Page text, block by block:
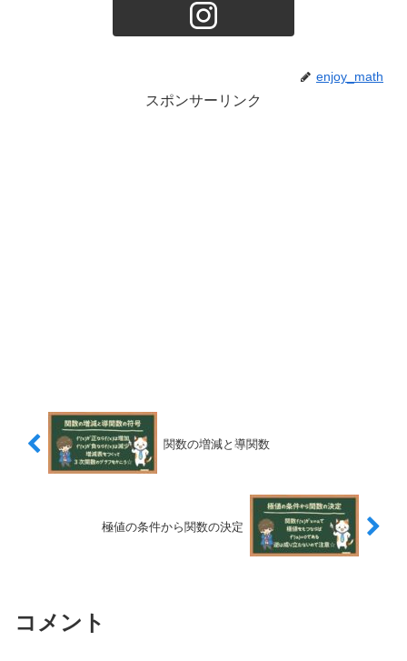
enjoy_math
スポンサーリンク
関数の増減と導関数
極値の条件から関数の決定
コメント